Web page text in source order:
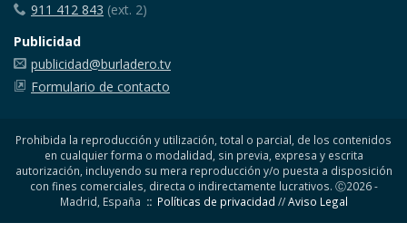
911 412 843 (ext. 2)
Publicidad
publicidad@burladero.tv
Formulario de contacto
Prohibida la reproducción y utilización, total o parcial, de los contenidos
en cualquier forma o modalidad, sin previa, expresa y escrita
autorización, incluyendo su mera reproducción y/o puesta a disposición
con fines comerciales, directa o indirectamente lucrativos. Ⓒ2026 -
Madrid, España :: Políticas de privacidad //Aviso Legal